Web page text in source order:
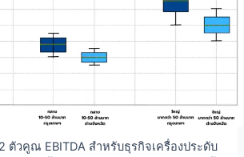
ตัวคูณ EBITDA สำหรับธุรกิจเครื่องประดับ